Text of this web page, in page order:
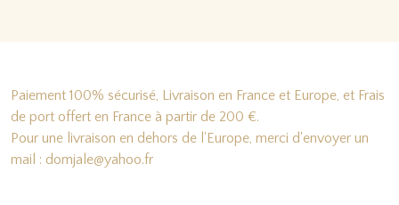
Paiement 100% sécurisé, Livraison en France et Europe, et Frais
de port offert en France à partir de 200 €.
Pour une livraison en dehors de l'Europe, merci d'envoyer un
mail : domjale@yahoo.fr